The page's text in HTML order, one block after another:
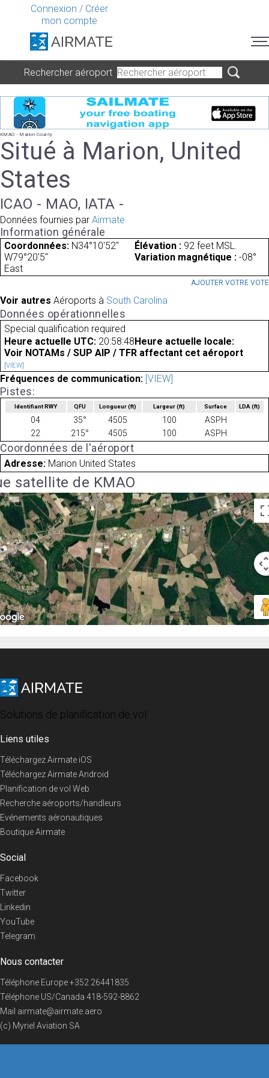
Connexion / Créer
mon compte
Rechercher aéroport
KMAO - Marion County
Situé à Marion, United
States
ICAO - MAO, IATA -
Données fournies par Airmate
Information générale
Coordonnées: N34°10'52"
W79°20'5"
Élévation : 92 feet MSL.
Variation magnétique : -08°
East
AJOUTER VOTRE VOTE
Voir autres Aéroports à South Carolina
Données opérationnelles
Special qualification required
Heure actuelle UTC: 20:58:48 Heure actuelle locale:
Voir NOTAMs / SUP AIP / TFR affectant cet aéroport
[VIEW]
Fréquences de communication: [VIEW]
Pistes:
Identifiant RWY QFU Longueur(ft) Largeur(ft) Surface LDA(ft)
04 35° 4505 100
ASPH
22
215° 4505 100 ASPH
Coordonnées de l'aéroport
Adresse: Marion United States
satellite de KMAO
Solutions de planification de vol
Liens utiles
Téléchargez Airmate iOS
Téléchargez Airmate Android
Planification de vol Web
Recherche aéroports/handleurs
Evénements aéronautiques
Boutique Airmate
Social
Facebook
Twitter
Linkedin
YouTube
Telegram
Nous contacter
Téléphone Europe+352 26441835
Téléphone US/Canada 418-592-8862
Mail airmate@airmate.aero
(c) Myriel Aviation SA